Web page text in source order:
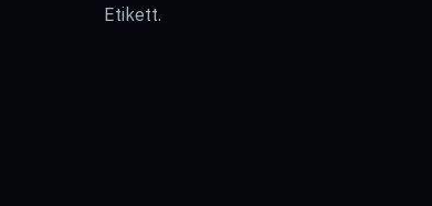
Etikett.